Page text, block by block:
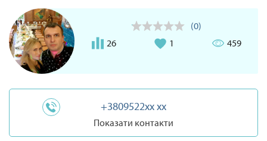
(0)
26
1 459
+3809522xx xx
Показати контакти